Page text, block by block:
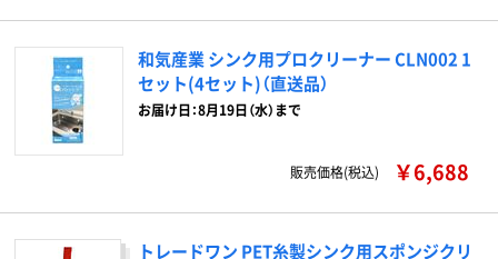
和気産業 シンク用プロクリーナー CLN002 1
セット(4セット)（直送品）
お届け日：8月19日（水）まで
販売価格(税込) ￥6,688
トレードワン PET糸製シンク用スポンジクリ